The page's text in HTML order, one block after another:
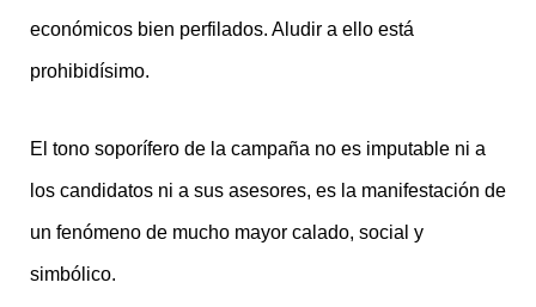
económicos bien perfilados. Aludir a ello está
prohibidísimo.
El tono soporífero de la campaña no es imputable ni a
los candidatos ni a sus asesores, es la manifestación de
un fenómeno de mucho mayor calado, social y
simbólico.